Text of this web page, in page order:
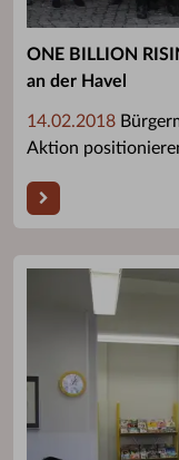
ONE BILLION
an der Havel
14.02.2018
Aktion